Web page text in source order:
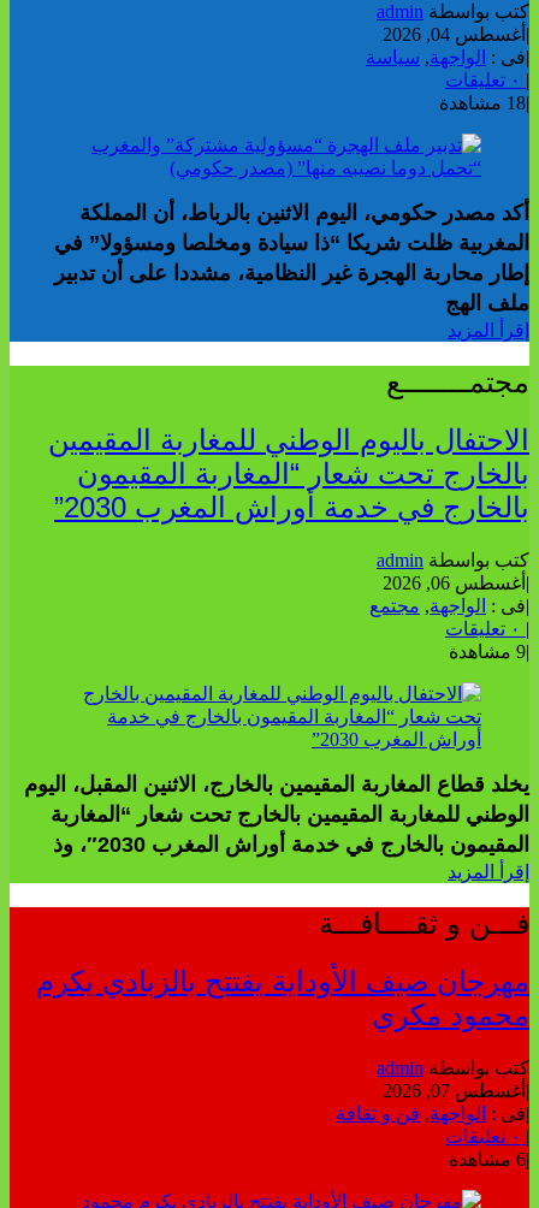
كتب بواسطة admin
| أغسطس 04, 2026
|فى : الواجهة, سياسة
|
|18 مشاهدة
أكد مصدر حكومي، اليوم الاثنين بالرباط، أن المملكة
المغربية ظلت شريكا “ذا سيادة ومخلصا ومسؤولا” في
إطار محاربة الهجرة غير النظامية، مشددا على أن تدبير
ملف الهج
إقرأ المزيد
مجتمــــــــع
الاحتفال باليوم الوطني للمغاربة المقيمين
بالخارج تحت شعار “المغاربة المقيمون
بالخارج في خدمة أوراش المغرب 2030”
كتب بواسطة admin
| أغسطس 06, 2026
|فى : الواجهة, مجتمع
|
|9 مشاهدة
يخلد قطاع المغاربة المقيمين بالخارج، الاثنين المقبل، اليوم
الوطني للمغاربة المقيمين بالخارج تحت شعار “المغاربة
المقيمون بالخارج في خدمة أوراش المغرب 2030″، وذ
إقرأ المزيد
فـــن و ثقــــافـــة
مهرجان صيف الأوداية يفتتح بالزبادي يكرم
محمود مكري
كتب بواسطة admin
| أغسطس 07, 2026
|فى : الواجهة, فن و ثقافة
|
|6 مشاهدة